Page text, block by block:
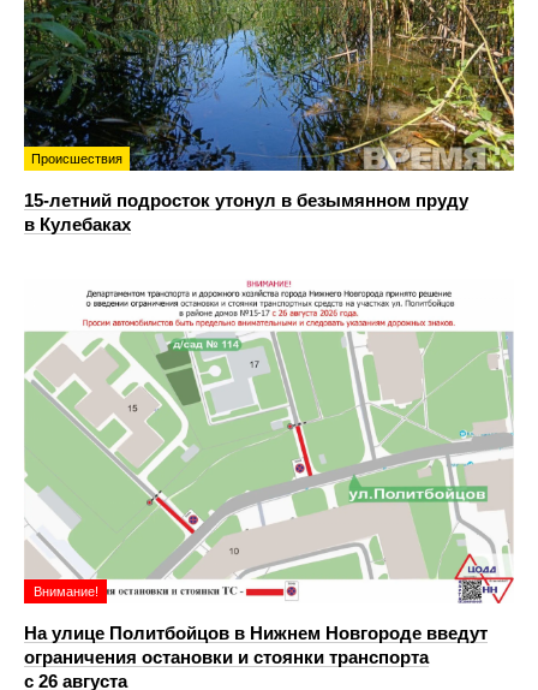
Происшествия
15-летний подросток утонул в безымянном пруду
в Кулебаках
Внимание!
На улице Политбойцов в Нижнем Новгороде введут
ограничения остановки и стоянки транспорта
с 26 августа